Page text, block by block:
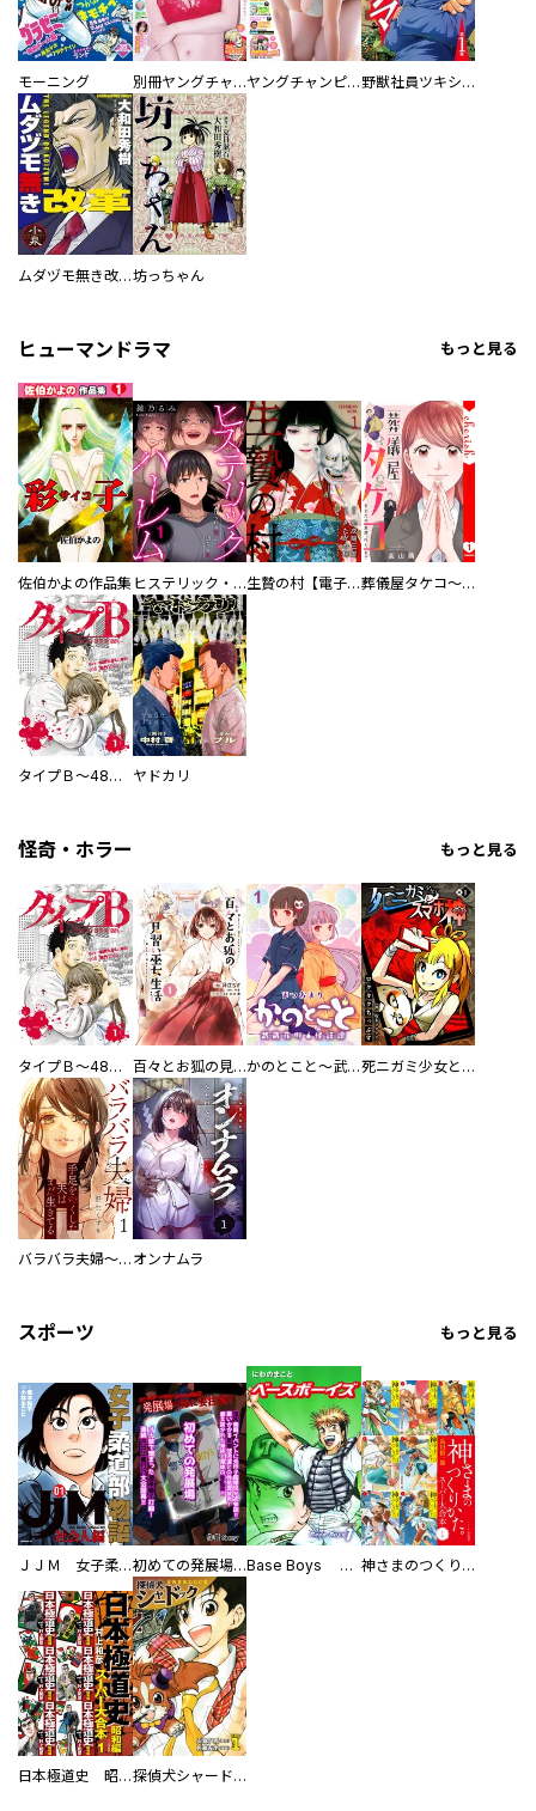
モーニング 別冊ヤングチャンピオン ヤングチャンピオン 野獣社員ツキシマ
ムダヅモ無き改革坊っちゃん
ヒューマンドラマ もっと見る
佐伯かよの作品集 ヒステリック・ハーレム～搾られる男と堕ちる女～【電子単行本版】 生贄の村【電子単行本版】 葬儀屋タケコ～あなたの最期、叶えます【電子単行本版】
タイプＢ～48時間後、致死率100％～【単話】 ヤドカリ
怪奇・ホラー もっと見る
タイプＢ～48時間後、致死率100％～【単話】 百々とお狐の見習い巫女生活【単行本版】 かのとこと～武蔵花町怪話譚～ 【連載版】 死ニガミ少女とスマホ神
バラバラ夫婦～手足をなくした夫はまだ生きてる オンナムラ
スポーツ もっと見る
ＪＪＭ 女子柔道部物語 社会人編 初めての発展場 【白抜き修正版】 Base Boys 新装版 神さまのつくりかた。スーパー大合本
日本極道史 昭和編 スーパー大合本 探偵犬シャードック（新装版）